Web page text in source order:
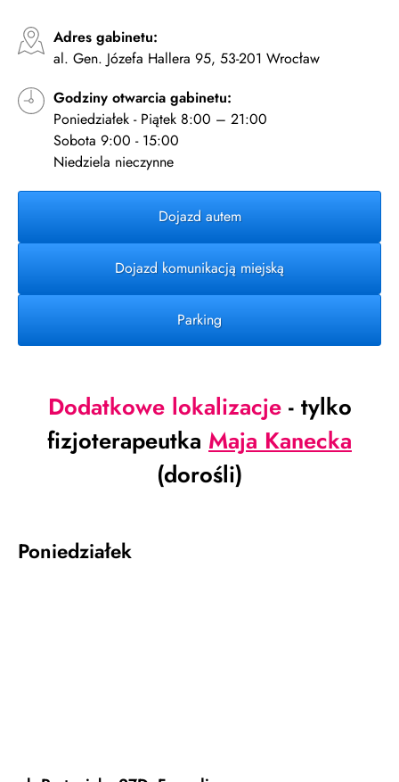
Adres gabinetu:
al. Gen. Józefa Hallera 95, 53-201 Wrocław
Godziny otwarcia gabinetu:
Poniedziałek - Piątek 8:00 – 21:00
Sobota 9:00 - 15:00
Niedziela nieczynne
Dojazd autem
Dojazd komunikacją miejską
Parking
Dodatkowe lokalizacje- tylko
fizjoterapeutka Maja Kanecka
(dorośli)
Poniedziałek